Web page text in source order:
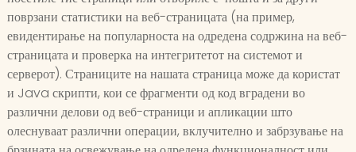
поврзани статистики на веб-страницата (на пример,
евидентирање на популарноста на одредена содржина на веб-
страницата и проверка на интегритетот на системот и
серверот). Страниците на нашата страница може да користат
и Java скрипти, кои се фрагменти од код вградени во
различни делови од веб-страници и апликации што
олеснуваат различни операции, вклучително и забрзување на